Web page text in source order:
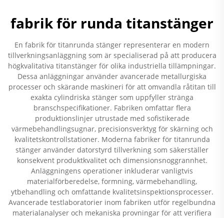
fabrik för runda titanstänger
En fabrik för titanrunda stänger representerar en modern
tillverkningsanläggning som är specialiserad på att producera
högkvalitativa titanstänger för olika industriella tillämpningar.
Dessa anläggningar använder avancerade metallurgiska
processer och skärande maskineri för att omvandla råtitan till
exakta cylindriska stänger som uppfyller stränga
branschspecifikationer. Fabriken omfattar flera
produktionslinjer utrustade med sofistikerade
värmebehandlingsugnar, precisionsverktyg för skärning och
kvalitetskontrollstationer. Moderna fabriker för titanrunda
stänger använder datorstyrd tillverkning som säkerställer
konsekvent produktkvalitet och dimensionsnoggrannhet.
Anläggningens operationer inkluderar vanligtvis
materialförberedelse, formning, värmebehandling,
ytbehandling och omfattande kvalitetsinspektionsprocesser.
Avancerade testlaboratorier inom fabriken utför regelbundna
materialanalyser och mekaniska provningar för att verifiera